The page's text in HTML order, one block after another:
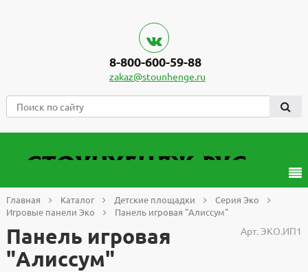
8-800-600-59-88
zakaz@stounhenge.ru
Главная Каталог Детские площадки
Серия Эко
Игровые панели Эко
Панель игровая "Алиссум"
Арт.ЭКО.ИП1
Панель игровая
"Алиссум"